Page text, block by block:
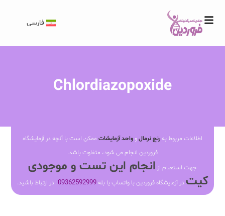
فارسی
Chlordiazopoxide
اطلاعات مربوط بهرنج نرمالو واحد آزمایشات ممکن است با آنچه در آزمایشگاه
فروردین انجام می شود، متفاوت باشد.
جهت استعلام از انجام این تست و موجودی
کیت در آزمایشگاه فروردین با واتساپ یا بله09362592999 در ارتباط باشید.